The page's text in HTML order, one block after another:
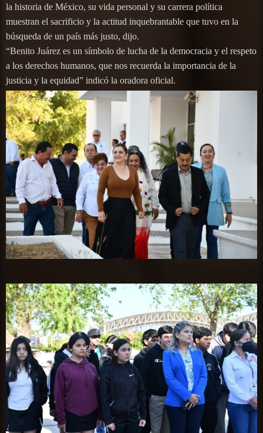
la historia de México, su vida personal y su carrera política
muestran el sacrificio y la actitud inquebrantable que tuvo en la
búsqueda de un país más justo, dijo.
“Benito Juárez es un símbolo de lucha de la democracia y el respeto
a los derechos humanos, que nos recuerda la importancia de la
justicia y la equidad” indicó la oradora oficial.